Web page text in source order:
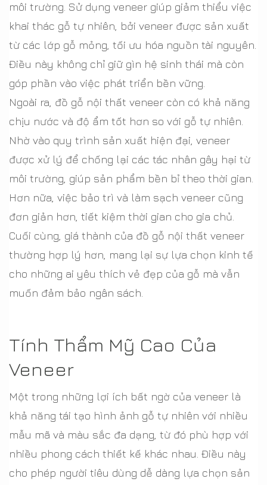
môi trường. Sử dụng veneer giúp giảm thiểu việc
khai thác gỗ tự nhiên, bởi veneer được sản xuất
từ các lớp gỗ mỏng, tối ưu hóa nguồn tài nguyên.
Điều này không chỉ giữ gìn hệ sinh thái mà còn
góp phần vào việc phát triển bền vững.
Ngoài ra, đồ gỗ nội thất veneer còn có khả năng
chịu nước và độ ẩm tốt hơn so với gỗ tự nhiên.
Nhờ vào quy trình sản xuất hiện đại, veneer
được xử lý để chống lại các tác nhân gây hại từ
môi trường, giúp sản phẩm bền bỉ theo thời gian.
Hơn nữa, việc bảo trì và làm sạch veneer cũng
đơn giản hơn, tiết kiệm thời gian cho gia chủ.
Cuối cùng, giá thành của đồ gỗ nội thất veneer
thường hợp lý hơn, mang lại sự lựa chọn kinh tế
cho những ai yêu thích vẻ đẹp của gỗ mà vẫn
muốn đảm bảo ngân sách.
Tính Thẩm Mỹ Cao Của
Veneer
Một trong những lợi ích bất ngờ của veneer là
khả năng tái tạo hình ảnh gỗ tự nhiên với nhiều
mẫu mã và màu sắc đa dạng, từ đó phù hợp với
nhiều phong cách thiết kế khác nhau. Điều này
cho phép người tiêu dùng dễ dàng lựa chọn sản